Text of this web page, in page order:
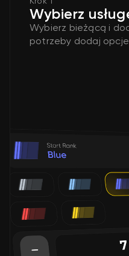
Wybierz
Wybierz bieżącą i
potrzeby dodaj